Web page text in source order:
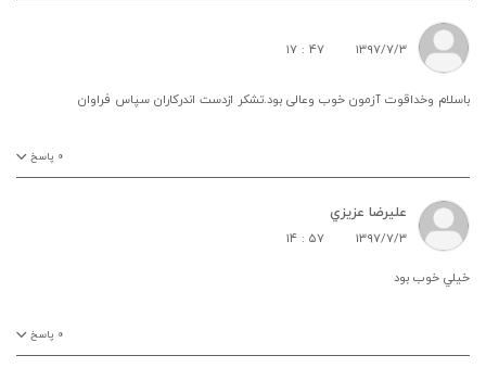
۱۳۹۷/۷/۳ ۱۷ : ۴۷
باسلام وخداقوت آزمون خوب وعالی بود.تشکر ازدست اندرکاران سپاس فراوان
۰ پاسخ
عليرضا عزيزي
۱۳۹۷/۷/۳ ۱۴ : ۵۷
خيلي خوب بود
۰ پاسخ